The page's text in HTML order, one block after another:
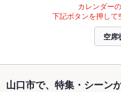
カレンダー
下記ボタンを押して
空席
山口市で、特集・シーン